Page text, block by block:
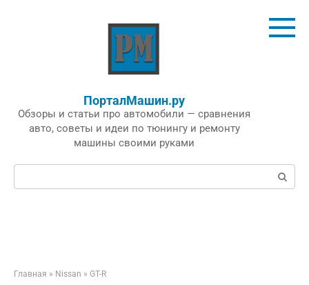
ПорталМашин.ру
Обзоры и статьи про автомобили — сравнения
авто, советы и идеи по тюнингу и ремонту
машины своими руками
Поиск:
Главная » Nissan » GT-R